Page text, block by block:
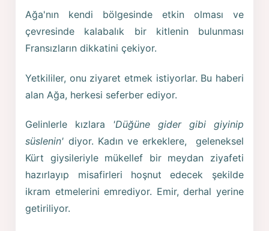
Ağa'nın kendi bölgesinde etkin olması ve
çevresinde kalabalık bir kitlenin bulunması
Fransızların dikkatini çekiyor.
Yetkililer, onu ziyaret etmek istiyorlar. Bu haberi
alan Ağa, herkesi seferber ediyor.
Gelinlerle kızlara 'Düğüne gider gibi giyinip
süslenin' diyor. Kadın ve erkeklere, geleneksel
Kürt giysileriyle mükellef bir meydan ziyafeti
hazırlayıp misafirleri hoşnut edecek şekilde
ikram etmelerini emrediyor. Emir, derhal yerine
getiriliyor.